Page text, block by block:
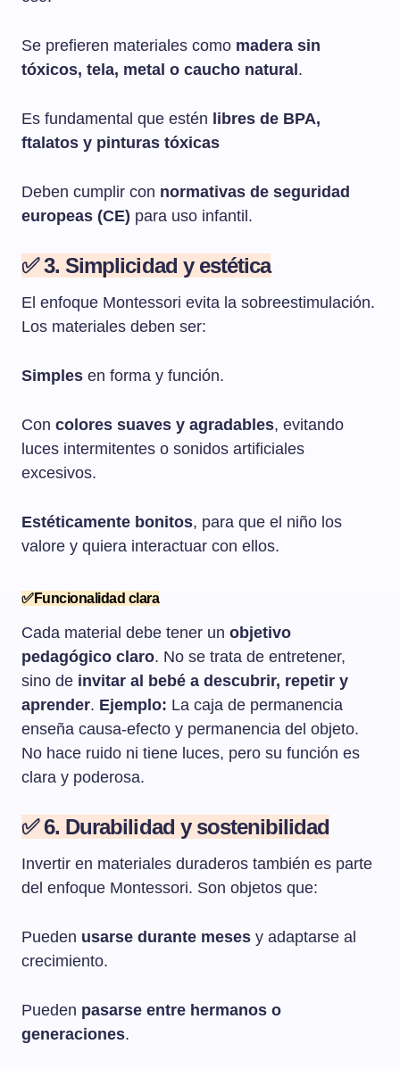
Se prefieren materiales como madera sin
tóxicos, tela, metal o caucho natural .
Es fundamental que estén libres de BPA,
ftalatos y pinturas tóxicas
Deben cumplir con normativas de seguridad
europeas (CE) para uso infantil.
✅ 3. Simplicidad y estética
El enfoque Montessori evita la sobreestimulación.
Los materiales deben ser:
Simples en forma y función.
Con colores suaves y agradables, evitando
luces intermitentes o sonidos artificiales
excesivos.
Estéticamente bonitos, para que el niño los
valore y quiera interactuar con ellos.
✅Funcionalidad clara
Cada material debe tener un objetivo
pedagógico claro. No se trata de entretener,
sino de invitar al bebé a descubrir, repetir y
aprender. Ejemplo: La caja de permanencia
enseña causa-efecto y permanencia del objeto.
No hace ruido ni tiene luces, pero su función es
clara y poderosa.
✅ 6. Durabilidad y sostenibilidad
Invertir en materiales duraderos también es parte
del enfoque Montessori. Son objetos que:
Pueden usarse durante meses y adaptarse al
crecimiento.
Pueden pasarse entre hermanos o
generaciones.